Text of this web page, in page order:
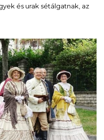
és urak sétálgatnak, az